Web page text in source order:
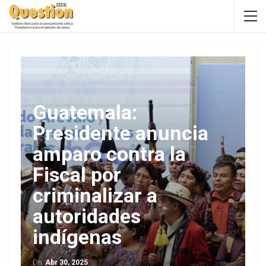
Guatemala:
Presidente anuncia
amparo contra la
Fiscal por
criminalizar a
autoridades
indígenas
OnAbr 30, 2025